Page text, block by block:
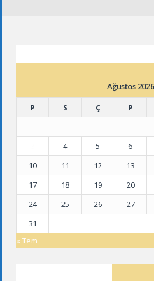
Ağustos 2026
P
S Ç P
4 5 6
10
11 12 13
17
18 19 20
24
25 26 27
31
« Tem